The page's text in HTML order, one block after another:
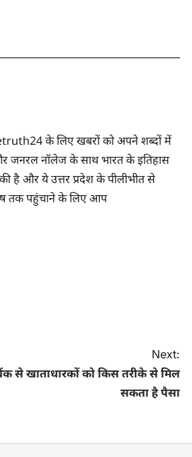
के लिए खबरों को अपने शब्दों में
जनरल नॉलेज के साथ भारत के इतिहास
की है और ये उत्तर प्रदेश के पीलीभीत से
तक पहुंचाने के लिए आप
Next:
से खाताधारकों को किस तरीके से मिल
सकता है पैसा